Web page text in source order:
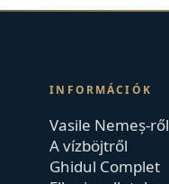
INFORMÁCIÓK
Vasile Nemeș-ről
A vízböjtről
Ghidul Complet